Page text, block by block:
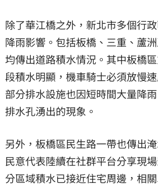
除了華江橋之外，新北市多個行
降雨影響。包括板橋、三重、蘆
均傳出道路積水情況。其中板橋
段積水明顯，機車騎士必須放慢
部分排水設施也因短時間大量降
排水孔湧出的現象。
另外，板橋區民生路一帶也傳出
民意代表陸續在社群平台分享現
分區域積水已接近住宅周邊，相